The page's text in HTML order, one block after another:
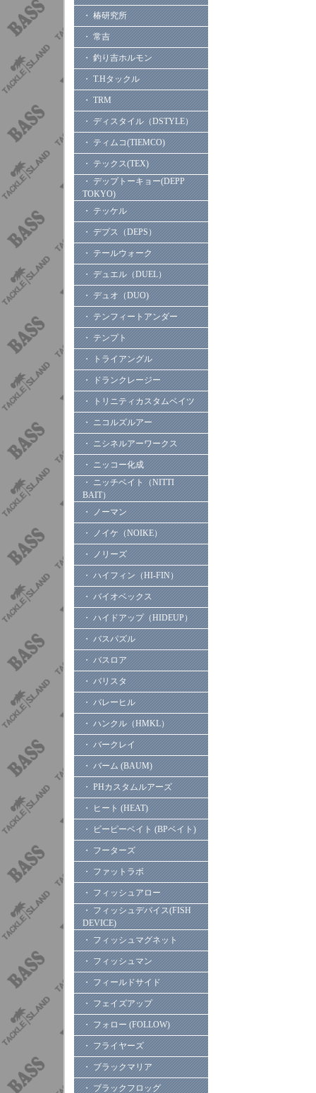
・ 椿研究所
・ 常吉
・ 釣り吉ホルモン
・ T.Hタックル
・ TRM
・ ディスタイル（DSTYLE）
・ ティムコ(TIEMCO)
・ テックス(TEX)
・ デップトーキョー(DEPP
TOKYO)
・ テッケル
・ デプス（DEPS）
・ テールウォーク
・ デュエル（DUEL）
・ デュオ（DUO)
・ テンフィートアンダー
・ テンプト
・ トライアングル
・ ドランクレージー
・ トリニティカスタムベイツ
・ ニコルズルアー
・ ニシネルアーワークス
・ ニッコー化成
・ ニッチベイト（NITTI
BAIT）
・ ノーマン
・ ノイケ（NOIKE）
・ ノリーズ
・ ハイフィン（HI-FIN）
・ バイオベックス
・ ハイドアップ（HIDEUP）
・ バスパズル
・ バスロア
・ バリスタ
・ バレーヒル
・ ハンクル（HMKL）
・ バークレイ
・ バーム (BAUM)
・ PHカスタムルアーズ
・ ヒート (HEAT)
・ ビーピーベイト (BPベイト)
・ フーターズ
・ ファットラボ
・ フィッシュアロー
・ フィッシュデバイス(FISH
DEVICE)
・ フィッシュマグネット
・ フィッシュマン
・ フィールドサイド
・ フェイズアップ
・ フォロー (FOLLOW)
・ フライヤーズ
・ ブラックマリア
・ ブラックフロッグ